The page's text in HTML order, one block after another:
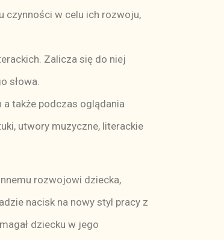
czynności w celu ich rozwoju,
Zalicza się do niej
słowa.
także podczas oglądania
utwory muzyczne, literackie
rozwojowi dziecka,
nacisk na nowy styl pracy z
dziecku w jego